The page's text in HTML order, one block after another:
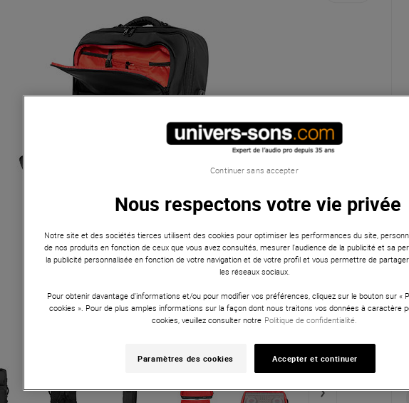
Nous respectons votre vie privée
Notre site et des sociétés tierces utilisent des cookies pour optimiser les performances du site,
de nos produits en fonction de ceux que vous avez consultés, mesurer l'audience de la publicité et sa
la publicité personnalisée en fonction de votre navigation et de votre profil et vous permettre de
les réseaux sociaux.
Pour obtenir davantage d'informations et/ou pour modifier vos préférences, cliquez sur le bouton sur «
cookies ». Pour de plus amples informations sur la façon dont nous traitons vos données à caractère
cookies, veuillez consulter notre Politique de confidentialité.
Paramètres des cookies Accepter et continuer
Continuer sans accepter